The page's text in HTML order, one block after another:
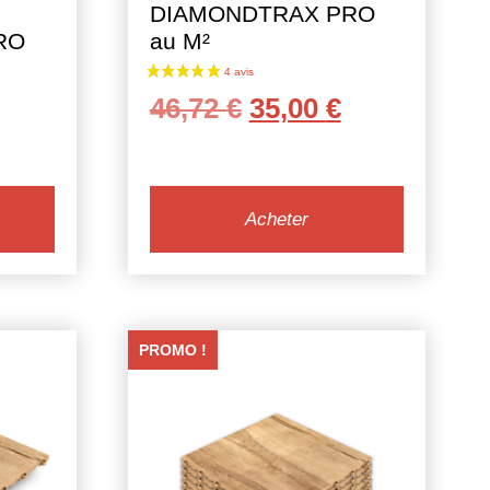
€.
DIAMONDTRAX PRO
au M²
46,72€ Le
était :
46,72 €.
35,00 €Le
35,00 €.
Acheter
PROMO !